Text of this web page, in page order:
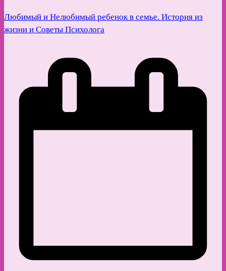
Любимый и Нелюбимый ребенок в семье. История из
жизни и Советы Психолога